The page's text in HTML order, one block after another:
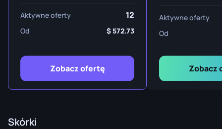
Aktywne oferty 12
Od 572.73
Zobacz ofertę
Aktywne oferty
Od
Zobacz
Skórki